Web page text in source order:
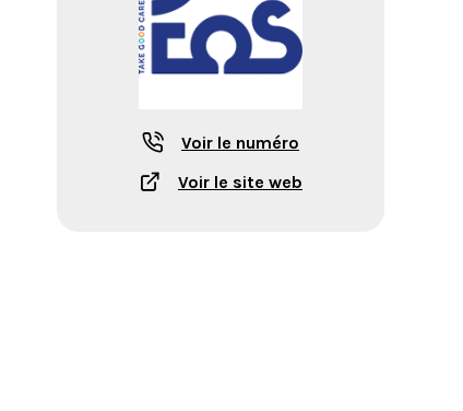
Voir le numéro
Voir le site web